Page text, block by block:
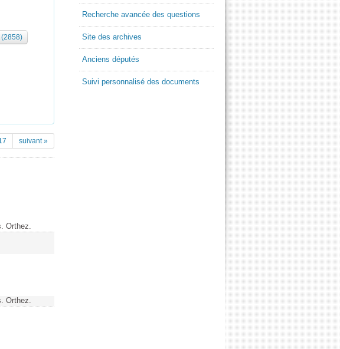
(2858)
suivant »
Orthez.
Orthez.
Recherche avancée des questions
Site des archives
Anciens députés
Suivi personnalisé des documents